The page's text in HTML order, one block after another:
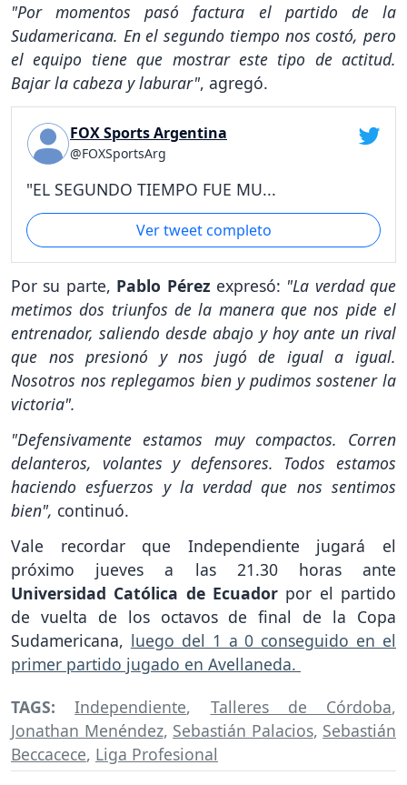
"Por momentos pasó factura el partido de la
Sudamericana. En el segundo tiempo nos costó, pero
el equipo tiene que mostrar este tipo de actitud.
Bajar la cabeza y laburar", agregó.
FOX Sports Argentina
@FOXSportsArg
"EL SEGUNDO TIEMPO FUE MU...
Ver tweet completo
Por su parte, Pablo Pérez expresó: "La verdad que
metimos dos triunfos de la manera que nos pide el
entrenador, saliendo desde abajo y hoy ante un rival
que nos presionó y nos jugó de igual a igual.
Nosotros nos replegamos bien y pudimos sostener la
victoria".
"Defensivamente estamos muy compactos. Corren
delanteros, volantes y defensores. Todos estamos
haciendo esfuerzos y la verdad que nos sentimos
bien", continuó.
Vale recordar que Independiente jugará el
próximo jueves a las 21.30 horas ante
Universidad Católica de Ecuador por el partido
de vuelta de los octavos de final de la Copa
Sudamericana, luego del 1 a 0 conseguido en el
primer partido jugado en Avellaneda.
TAGS:Independiente, Talleres de Córdoba,
Jonathan Menéndez, Sebastián Palacios, Sebastián
Beccacece, Liga Profesional